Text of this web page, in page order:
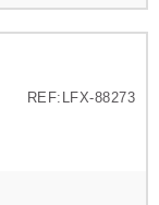
REF:LFX-88273